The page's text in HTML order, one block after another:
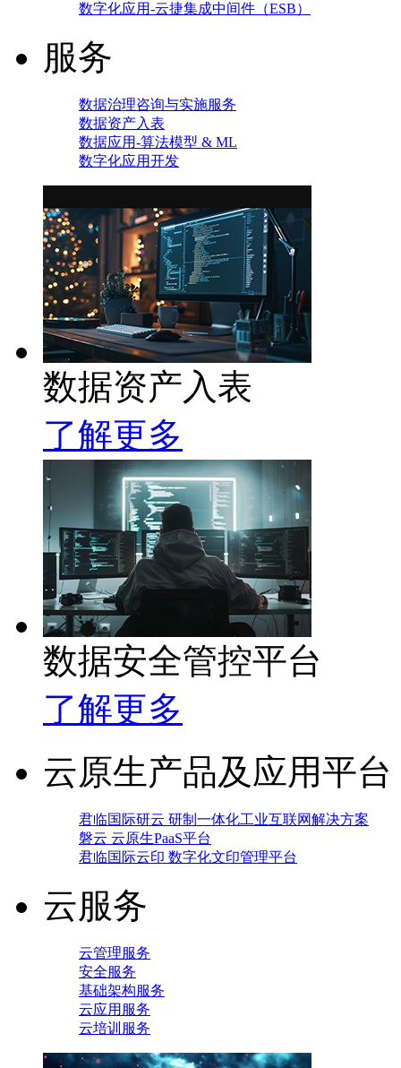
数字化应用-云捷集成中间件（ESB）
服务
数据治理咨询与实施服务
数据资产入表
数据应用-算法模型 & ML
数字化应用开发
数据资产入表
了解更多
数据安全管控平台
了解更多
云原生产品及应用平台
君临国际研云 研制一体化工业互联网解决方案
磐云 云原生PaaS平台
君临国际云印 数字化文印管理平台
云服务
云管理服务
安全服务
基础架构服务
云应用服务
云培训服务